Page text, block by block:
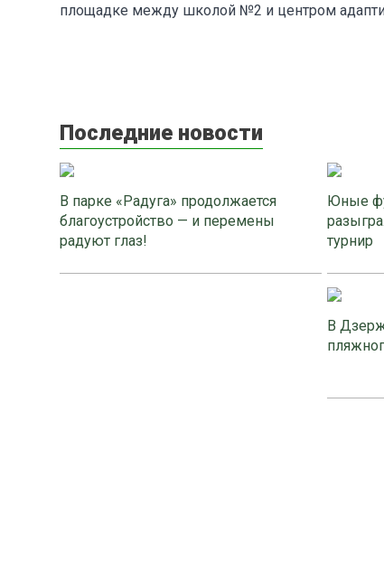
площадке между школой №2 и центром
Последние новости
В парке «Радуга» продолжается
благоустройство — и перемены
радуют глаз!
Юные
турнир
В